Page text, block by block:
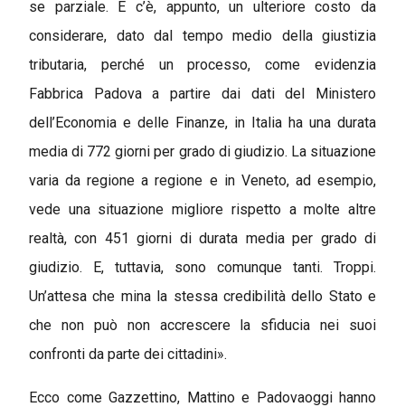
se parziale. E c’è, appunto, un ulteriore costo da
considerare, dato dal tempo medio della giustizia
tributaria, perché un processo, come evidenzia
Fabbrica Padova a partire dai dati del Ministero
dell’Economia e delle Finanze, in Italia ha una durata
media di 772 giorni per grado di giudizio. La situazione
varia da regione a regione e in Veneto, ad esempio,
vede una situazione migliore rispetto a molte altre
realtà, con 451 giorni di durata media per grado di
giudizio. E, tuttavia, sono comunque tanti. Troppi.
Un’attesa che mina la stessa credibilità dello Stato e
che non può non accrescere la sfiducia nei suoi
confronti da parte dei cittadini».
Ecco come Gazzettino, Mattino e Padovaoggi hanno